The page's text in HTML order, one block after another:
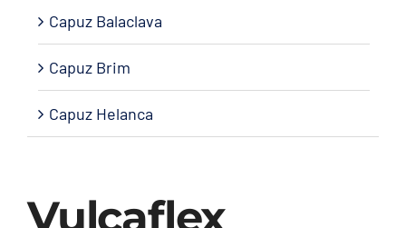
Vulcaflex
Capuz Balaclava
Capuz Brim
Capuz Helanca